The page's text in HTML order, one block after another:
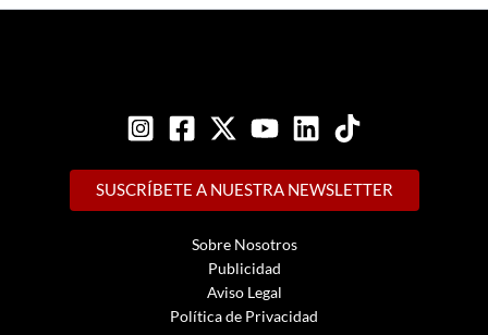
SUSCRÍBETE A NUESTRA NEWSLETTER
Sobre Nosotros
Publicidad
Aviso Legal
Política de Privacidad